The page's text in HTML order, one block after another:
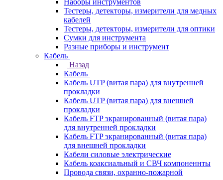
Наборы инструментов
Тестеры, детекторы, измерители для медных
кабелей
Тестеры, детекторы, измерители для оптики
Сумки для инструмента
Разные приборы и инструмент
Кабель
Назад
Кабель
Кабель UTP (витая пара) для внутренней
прокладки
Кабель UTP (витая пара) для внешней
прокладки
Кабель FTP экранированный (витая пара)
для внутренней прокладки
Кабель FTP экранированный (витая пара)
для внешней прокладки
Кабели силовые электрические
Кабель коаксиальный и СВЧ компоненнты
Провода связи, охранно-пожарной